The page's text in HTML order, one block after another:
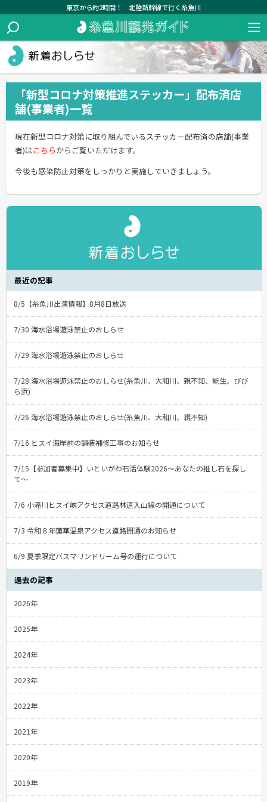
東京から約2時間！ 北陸新幹線で行く糸魚川
「新型コロナ対策推進ステッカー」配布済店
舗(事業者)一覧
現在新型コロナ対策に取り組んでいるステッカー配布済の店舗(事業
者)はこちらからご覧いただけます。
今後も感染防止対策をしっかりと実施していきましょう。
最近の記事
8/5【糸魚川出演情報】8月8日放送
7/30 海水浴場遊泳禁止のおしらせ
7/29 海水浴場遊泳禁止のおしらせ
7/28 海水浴場遊泳禁止のおしらせ(糸魚川、大和川、親不知、能生、びび
ら浜)
7/26 海水浴場遊泳禁止のおしらせ(糸魚川、大和川、親不知)
7/16 ヒスイ海岸前の舗装補修工事のお知らせ
7/15【参加者募集中】いといがわ石活体験2026〜あなたの推し石を探し
て〜
7/6 小滝川ヒスイ峡アクセス道路林道入山線の開通について
7/3 令和８年蓮華温泉アクセス道路開通のお知らせ
6/9 夏季限定バスマリンドリーム号の運行について
過去の記事
2026年
2025年
2024年
2023年
2022年
2021年
2020年
2019年